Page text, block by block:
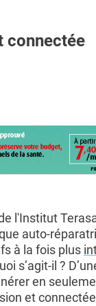
connectée
l'Institut
auto-
à la fois plus
s’agit-il ?
en
et